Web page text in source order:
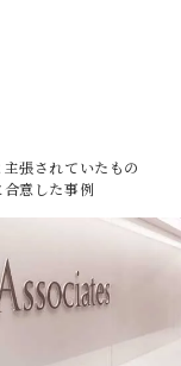
張されていたもの
意した事例